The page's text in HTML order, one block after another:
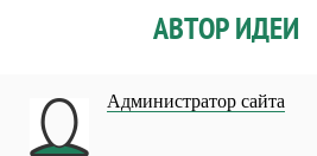
АВТОР ИДЕИ
Администратор сайта